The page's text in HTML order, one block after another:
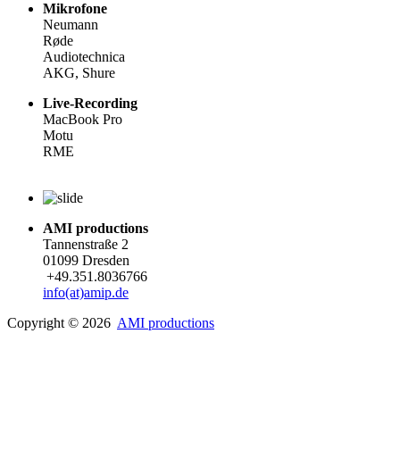
Mikrofone
Neumann
Røde
Audiotechnica
AKG, Shure
Live-Recording
MacBook Pro
Motu
RME
AMI productions
Tannenstraße 2
01099 Dresden
+49.351.8036766
info(at)amip.de
Copyright © 2026 AMI productions